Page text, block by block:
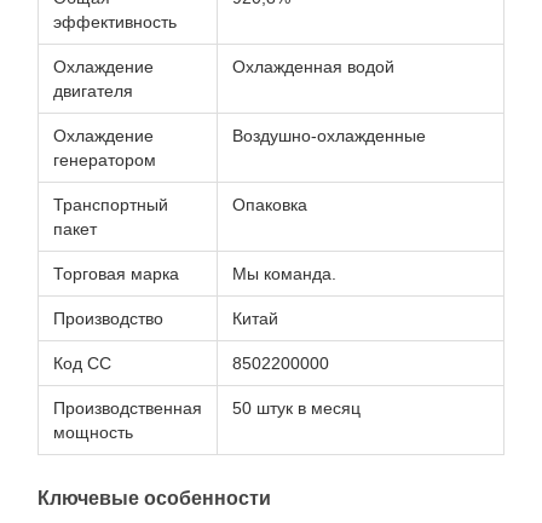
эффективность
Охлаждение
двигателя
Охлажденная водой
Охлаждение
генератором
Воздушно-охлажденные
Транспортный
пакет
Опаковка
Торговая марка Мы команда.
Производство Китай
Код СС 8502200000
Производственная
мощность
50 штук в месяц
Ключевые особенности